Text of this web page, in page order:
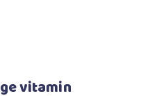
vitamin